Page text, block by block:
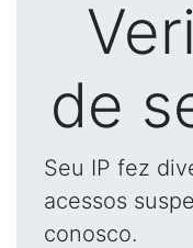
de
Seu IP fez
acessos
conosco.